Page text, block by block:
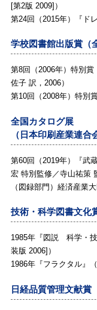
[第2版 2009]）
第24回（2015年）『 ド
学校図書館出版賞（
第8回（2006年）特別賞
佐子 訳，2006）
第10回（2008年）特別
全国カタログ展
（日本印刷産業連合
第60回（2019年）『武
宏 特別監修／寺山祐策
（図録部門）経済産業
技術・科学図書文化
1985年『 図説 科学・技
装版 2006]）
1986年『フラクタル』
日経品質管理文献賞